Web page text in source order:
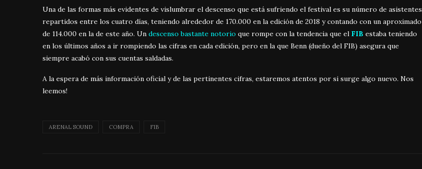
Una de las formas más evidentes de vislumbrar el descenso que está sufriendo el festival es su número de asistentes
repartidos entre los cuatro días, teniendo alrededor de 170.000 en la edición de 2018 y contando con un aproximado
de 114.000 en la de este año. Un descenso bastante notorio que rompe con la tendencia que el FIB estaba teniendo
en los últimos años a ir rompiendo las cifras en cada edición, pero en la que Benn (dueño del FIB) asegura que
siempre acabó con sus cuentas saldadas.
A la espera de más información oficial y de las pertinentes cifras, estaremos atentos por si surge algo nuevo. Nos
leemos!
ARENAL SOUND COMPRA FIB